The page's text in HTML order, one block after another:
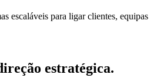
escaláveis para ligar clientes, equipas
estratégica.